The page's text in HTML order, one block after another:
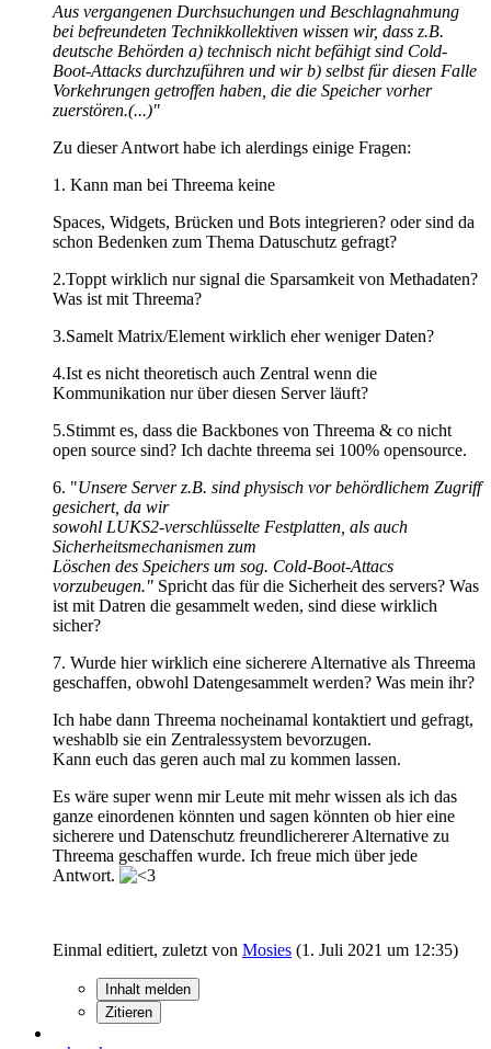
Aus vergangenen Durchsuchungen und Beschlagnahmung
bei befreundeten Technikkollektiven wissen wir, dass z.B.
deutsche Behörden a) technisch nicht befähigt sind Cold-
Boot-Attacks durchzuführen und wir b) selbst für diesen Falle
Vorkehrungen getroffen haben, die die Speicher vorher
zuerstören.(...)"
Zu dieser Antwort habe ich alerdings einige Fragen:
1. Kann man bei Threema keine
Spaces, Widgets, Brücken und Bots integrieren? oder sind da
schon Bedenken zum Thema Datuschutz gefragt?
2.Toppt wirklich nur signal die Sparsamkeit von Methadaten?
Was ist mit Threema?
3.Samelt Matrix/Element wirklich eher weniger Daten?
4.Ist es nicht theoretisch auch Zentral wenn die
Kommunikation nur über diesen Server läuft?
5.Stimmt es, dass die Backbones von Threema & co nicht
open source sind? Ich dachte threema sei 100% opensource.
6. "Unsere Server z.B. sind physisch vor behördlichem Zugriff
gesichert, da wir
sowohl LUKS2-verschlüsselte Festplatten, als auch
Sicherheitsmechanismen zum
Löschen des Speichers um sog. Cold-Boot-Attacs
vorzubeugen." Spricht das für die Sicherheit des servers? Was
ist mit Datren die gesammelt weden, sind diese wirklich
sicher?
7. Wurde hier wirklich eine sicherere Alternative als Threema
geschaffen, obwohl Datengesammelt werden? Was mein ihr?
Ich habe dann Threema nocheinamal kontaktiert und gefragt,
weshablb sie ein Zentralessystem bevorzugen.
Kann euch das geren auch mal zu kommen lassen.
Es wäre super wenn mir Leute mit mehr wissen als ich das
ganze einordenen könnten und sagen könnten ob hier eine
sicherere und Datenschutz freundlichererer Alternative zu
Threema geschaffen wurde. Ich freue mich über jede
Antwort.
Einmal editiert, zuletzt von Mosies (1. Juli 2021 um 12:35)
Inhalt melden
Zitieren